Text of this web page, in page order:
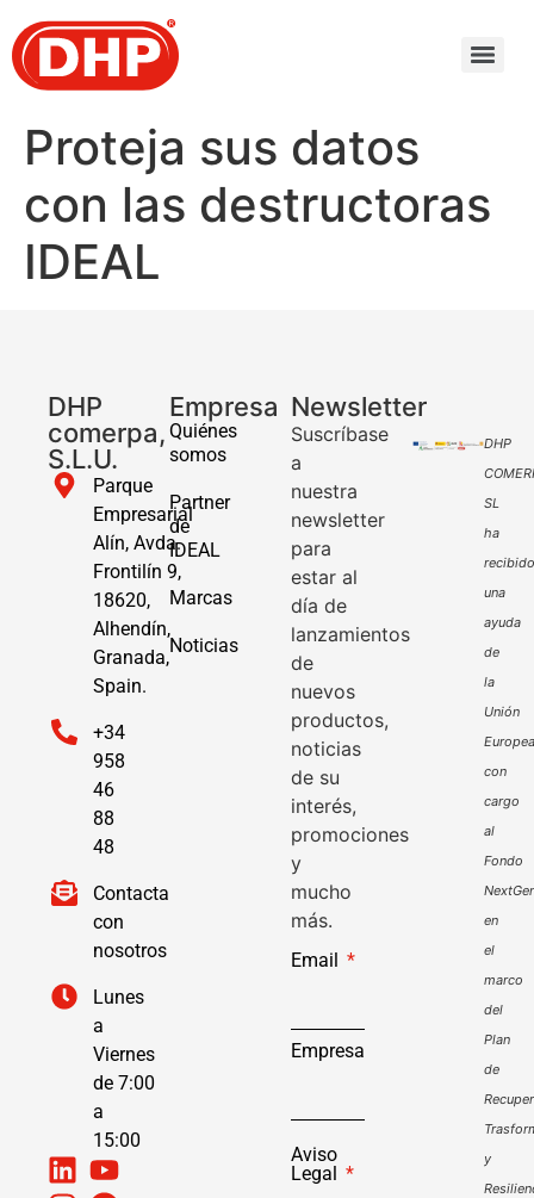
Proteja sus datos
con las destructoras
IDEAL
DHP
comerpa,
S.L.U.
Parque
Empresarial
Alín, Avda.
Frontilín 9,
18620,
Alhendín,
Granada,
Spain.
+34
958
46
88
48
Contacta
con
nosotros
Lunes
a
Viernes
de 7:00
a
15:00
Empresa
Quiénes
somos
Partner
de
IDEAL
Marcas
Noticias
Newsletter
Suscríbase
a
nuestra
newsletter
para
estar al
día de
lanzamientos
de
nuevos
productos,
noticias
de su
interés,
promociones
y
mucho
más.
Email
Empresa
Aviso
Legal
DHP
SL
ha
recibido
una
ayuda
de
la
Unión
Europea
con
cargo
al
Fondo
en
el
marco
del
Plan
de
y